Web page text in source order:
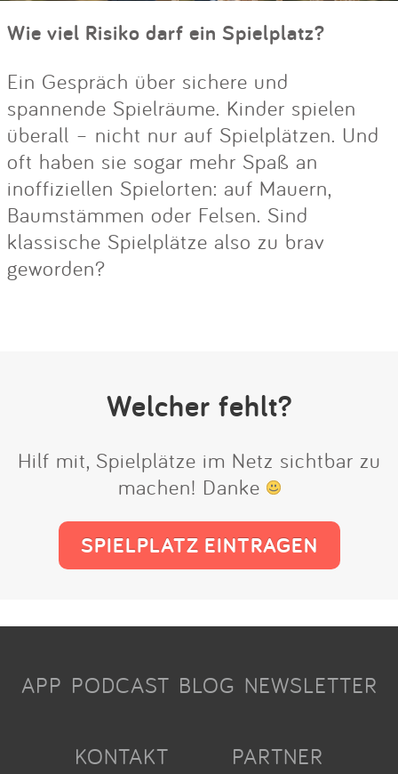
Wie viel Risiko darf ein Spielplatz?
Ein Gespräch über sichere und
spannende Spielräume. Kinder spielen
überall – nicht nur auf Spielplätzen. Und
oft haben sie sogar mehr Spaß an
inoffiziellen Spielorten: auf Mauern,
Baumstämmen oder Felsen. Sind
klassische Spielplätze also zu brav
geworden?
Welcher fehlt?
Hilf mit, Spielplätze im Netz sichtbar zu
machen! Danke
SPIELPLATZ EINTRAGEN
APP PODCAST BLOG NEWSLETTER
KONTAKT PARTNER